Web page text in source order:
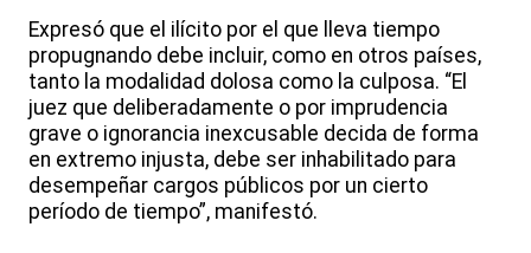
Expresó que el ilícito por el que lleva tiempo
propugnando debe incluir, como en otros países,
tanto la modalidad dolosa como la culposa. “El
juez que deliberadamente o por imprudencia
grave o ignorancia inexcusable decida de forma
en extremo injusta, debe ser inhabilitado para
desempeñar cargos públicos por un cierto
período de tiempo”, manifestó.